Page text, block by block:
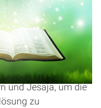
Offenbarung 14,
Beschreibung der
erklärt die
und verbindet sie
und Jesaja, um die
zu
Kontakt
Spenden